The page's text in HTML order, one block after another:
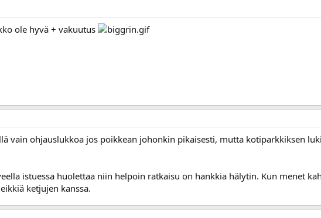
ole hyvä + vakuutus
vain ohjauslukkoa jos poikkean johonkin pikaisesti, mutta kotiparkkiksen
istuessa huolettaa niin helpoin ratkaisu on hankkia hälytin. Kun menet
ketjujen kanssa.